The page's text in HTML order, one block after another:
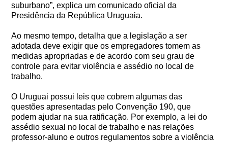
suburbano”, explica um comunicado oficial da
Presidência da República Uruguaia.
Ao mesmo tempo, detalha que a legislação a ser
adotada deve exigir que os empregadores tomem as
medidas apropriadas e de acordo com seu grau de
controle para evitar violência e assédio no local de
trabalho.
O Uruguai possui leis que cobrem algumas das
questões apresentadas pelo Convenção 190, que
podem ajudar na sua ratificação. Por exemplo, a lei do
assédio sexual no local de trabalho e nas relações
professor-aluno e outros regulamentos sobre a violência